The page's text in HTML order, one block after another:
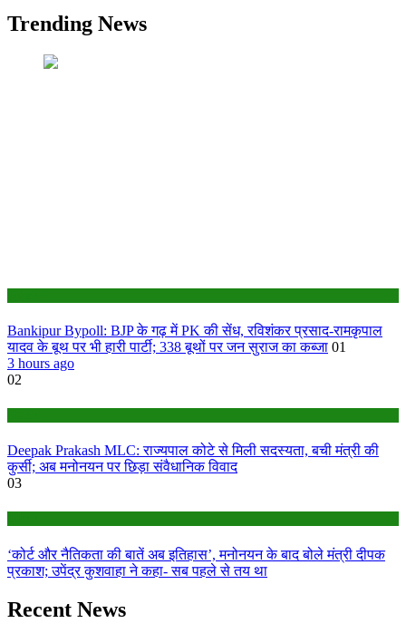
Trending News
Bankipur Bypoll: BJP के गढ़ में PK की सेंध, रविशंकर प्रसाद-रामकृपाल
यादव के बूथ पर भी हारी पार्टी; 338 बूथों पर जन सुराज का कब्जा 01
3 hours ago
02
Deepak Prakash MLC: राज्यपाल कोटे से मिली सदस्यता, बची मंत्री की
कुर्सी; अब मनोनयन पर छिड़ा संवैधानिक विवाद
03
‘कोर्ट और नैतिकता की बातें अब इतिहास’, मनोनयन के बाद बोले मंत्री दीपक
प्रकाश; उपेंद्र कुशवाहा ने कहा- सब पहले से तय था
Recent News